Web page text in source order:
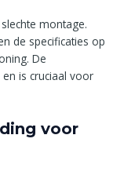
montage.
de specificaties op
De
is cruciaal voor
voor